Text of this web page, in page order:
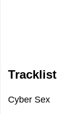
Tracklist
Cyber Sex